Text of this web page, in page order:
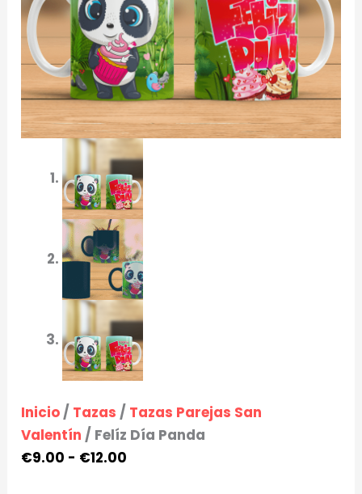
Inicio/ Tazas / Tazas Parejas San
Valentín / Felíz Día Panda
€9.00 - €12.00